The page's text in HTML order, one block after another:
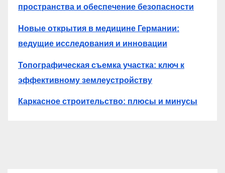
пространства и обеспечение безопасности
Новые открытия в медицине Германии:
ведущие исследования и инновации
Топографическая съемка участка: ключ к
эффективному землеустройству
Каркасное строительство: плюсы и минусы